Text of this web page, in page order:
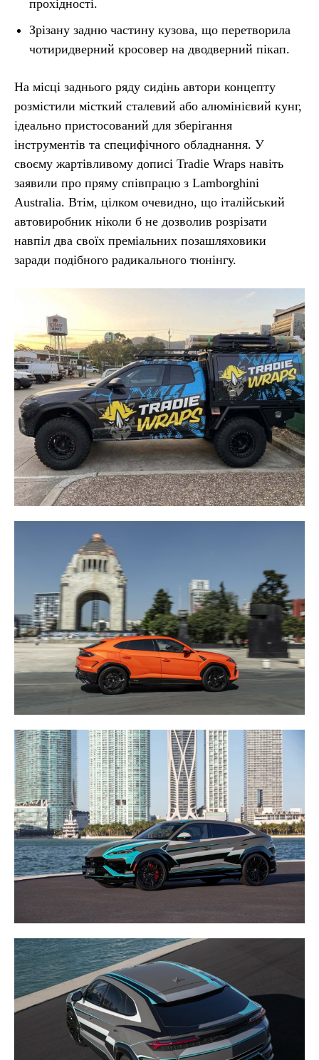
прохідності.
Зрізану задню частину кузова, що перетворила
чотиридверний кросовер на дводверний пікап.
На місці заднього ряду сидінь автори концепту
розмістили місткий сталевий або алюмінієвий кунг,
ідеально пристосований для зберігання
інструментів та специфічного обладнання. У
своєму жартівливому дописі Tradie Wraps навіть
заявили про пряму співпрацю з Lamborghini
Australia. Втім, цілком очевидно, що італійський
автовиробник ніколи б не дозволив розрізати
навпіл два своїх преміальних позашляховики
заради подібного радикального тюнінгу.